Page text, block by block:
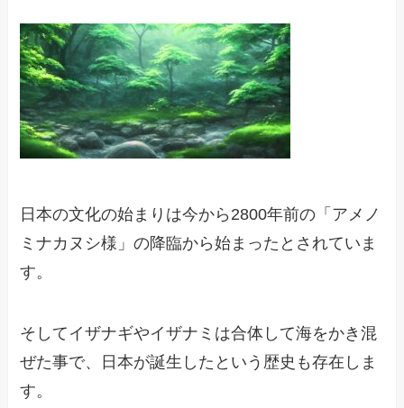
日本の文化の始まりは今から2800年前の「アメノ
ミナカヌシ様」の降臨から始まったとされていま
す。
そしてイザナギやイザナミは合体して海をかき混
ぜた事で、日本が誕生したという歴史も存在しま
す。